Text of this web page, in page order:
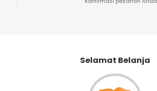
Selamat Belanja